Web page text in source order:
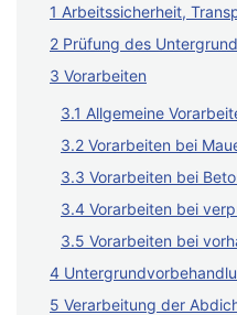
1 Arbeitssicherheit,
2 Prüfung des
3 Vorarbeiten
3.1 Allgemeine
3.2 Vorarbeiten bei
3.3 Vorarbeiten bei
3.4 Vorarbeiten bei
3.5 Vorarbeiten bei
4
5 Verarbeitung der